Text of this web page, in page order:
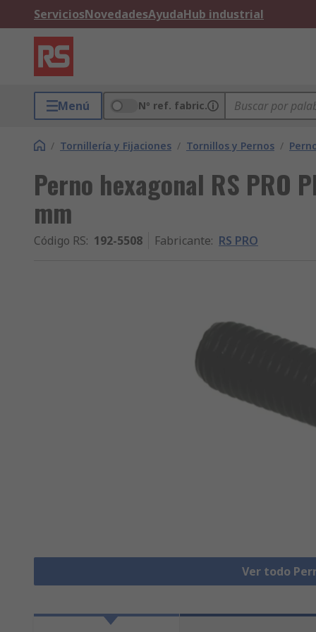
ServiciosNovedadesAyudaHub industrial
Menú Nº ref. fabric.
/ Tornillería y Fijaciones / Tornillos y Pernos /
Perno hexagonal RS PRO
mm
Código RS: 192-5508 Fabricante: RS PRO
Ver todo